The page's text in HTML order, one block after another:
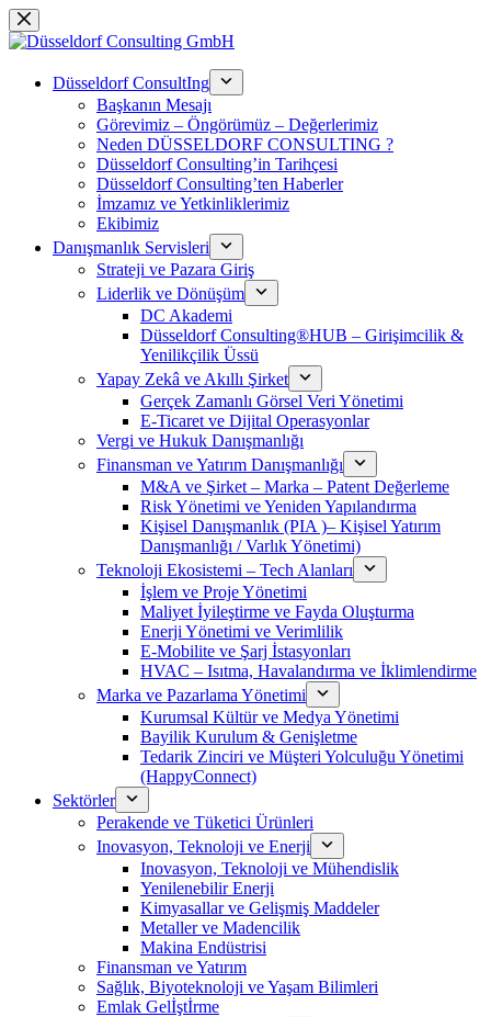
Skip
to
Düsseldorf ConsultIng
Başkanın Mesajı
Görevimiz – Öngörümüz – Değerlerimiz
Neden DÜSSELDORF CONSULTING ?
Düsseldorf Consulting’in Tarihçesi
Düsseldorf Consulting’ten Haberler
İmzamız ve Yetkinliklerimiz
Ekibimiz
Danışmanlık Servisleri
Strateji ve Pazara Giriş
Liderlik ve Dönüşüm
DC Akademi
Düsseldorf Consulting®HUB – Girişimcilik &
Yenilikçilik Üssü
Yapay Zekâ ve Akıllı Şirket
Gerçek Zamanlı Görsel Veri Yönetimi
E-Ticaret ve Dijital Operasyonlar
Vergi ve Hukuk Danışmanlığı
Finansman ve Yatırım Danışmanlığı
M&A ve Şirket – Marka – Patent Değerleme
Risk Yönetimi ve Yeniden Yapılandırma
Kişisel Danışmanlık (PIA )– Kişisel Yatırım
Danışmanlığı / Varlık Yönetimi)
Teknoloji Ekosistemi – Tech Alanları
İşlem ve Proje Yönetimi
Maliyet İyileştirme ve Fayda Oluşturma
Enerji Yönetimi ve Verimlilik
E-Mobilite ve Şarj İstasyonları
HVAC – Isıtma, Havalandırma ve İklimlendirme
Marka ve Pazarlama Yönetimi
Kurumsal Kültür ve Medya Yönetimi
Bayilik Kurulum & Genişletme
Tedarik Zinciri ve Müşteri Yolculuğu Yönetimi
(HappyConnect)
Sektörler
Perakende ve Tüketici Ürünleri
Inovasyon, Teknoloji ve Enerji
Inovasyon, Teknoloji ve Mühendislik
Yenilenebilir Enerji
Kimyasallar ve Gelişmiş Maddeler
Metaller ve Madencilik
Makina Endüstrisi
Finansman ve Yatırım
Sağlık, Biyoteknoloji ve Yaşam Bilimleri
Emlak Gelİştİrme